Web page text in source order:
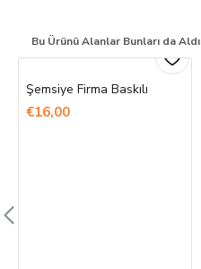
Bu Ürünü Alanlar Bunları da Aldı
Şemsiye Firma Baskılı
€16,00